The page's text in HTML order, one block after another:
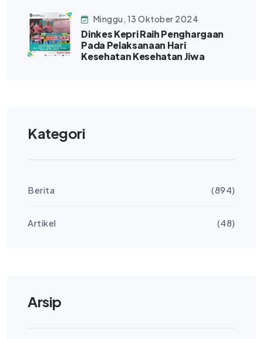
Minggu, 13 Oktober 2024
Dinkes Kepri Raih Penghargaan
Pada Pelaksanaan Hari
Kesehatan Kesehatan Jiwa
Kategori
Berita (894)
Artikel (48)
Arsip